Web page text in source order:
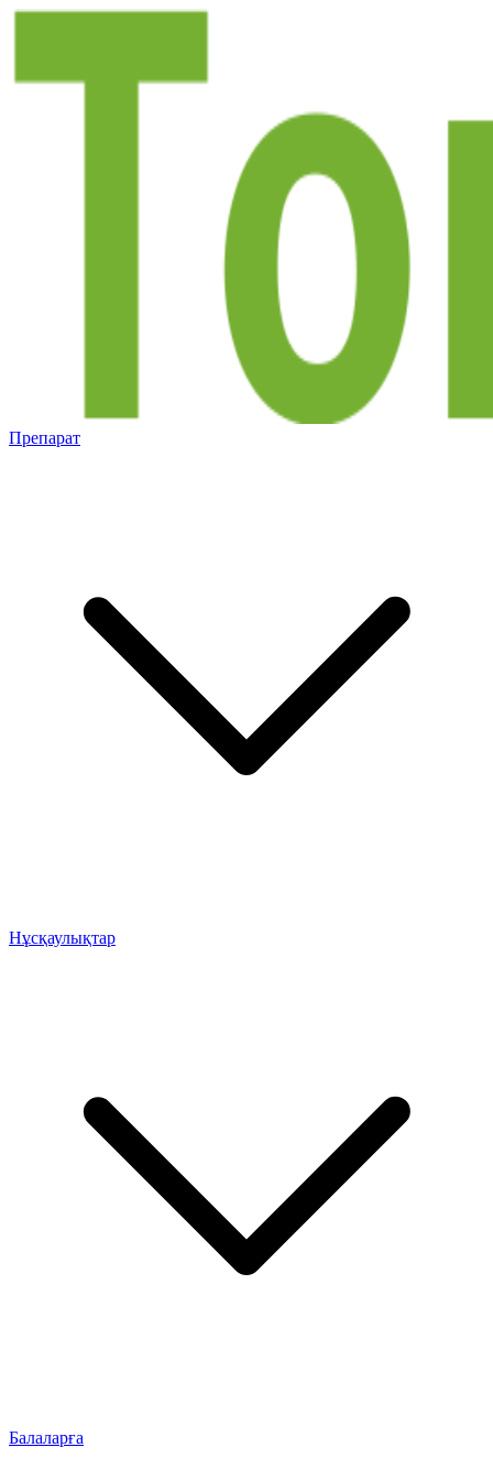
Препарат
Нұсқаулықтар
Балаларға